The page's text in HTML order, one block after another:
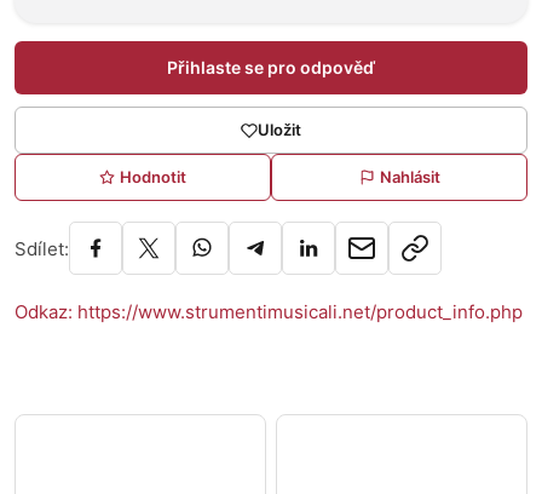
Přihlaste se pro odpověď
Uložit
Hodnotit Nahlásit
Sdílet:
Odkaz: https://www.strumentimusicali.net/product_info.php